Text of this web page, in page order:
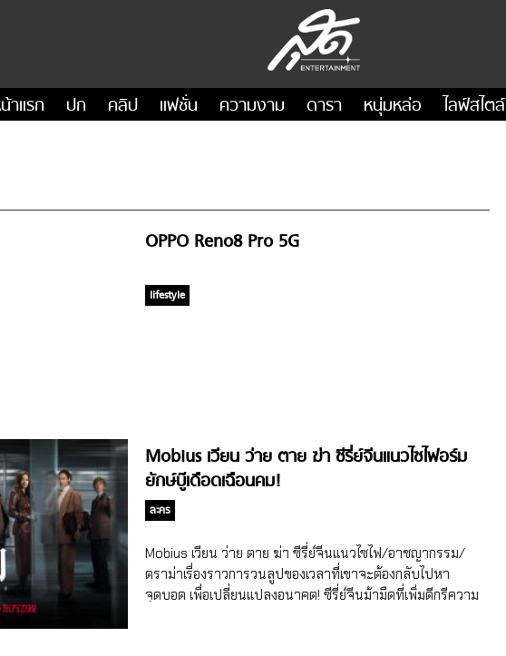
าแรก ปก คลิป แฟชั่น ความงาม ดารา หนุ่มหล่อ ไลฟ์สไตล์
OPPO Reno8 Pro 5G
lifestyle
Mobius เวียน ว่าย ตาย ฆ่า ซีรี่ย์จีนแนวไซไฟอร์ม
ยักษ์บู๊เดือดเฉือนคม!
ละคร
Mobius เวียน ว่าย ตาย ฆ่า ซีรี่ย์จีนแนวไซไฟ/อาชญากรรม/
ดราม่าเรื่องราวการวนลูปของเวลาที่เขาจะต้องกลับไปหา
จุดบอด เพื่อเปลี่ยนแปลงอนาคต! ซีรี่ย์จีนม้ามืดที่เพิ่มดีกรีความ